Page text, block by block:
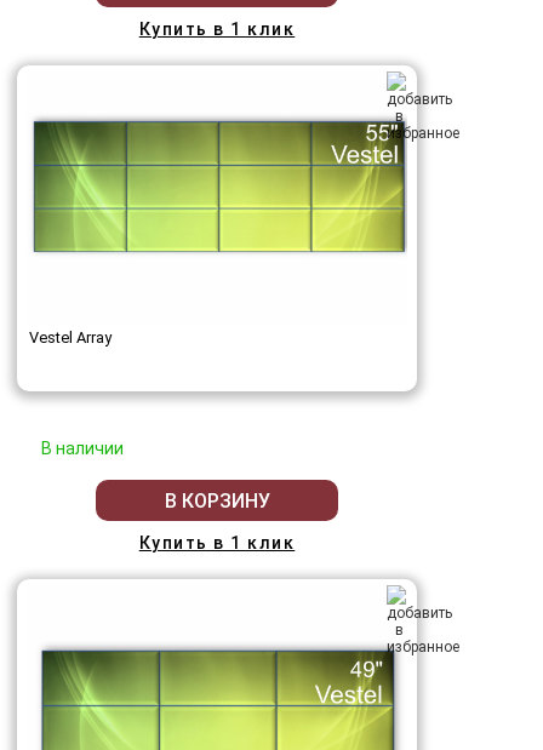
Купить в 1 клик
Vestel Array
В наличии
В КОРЗИНУ
Купить в 1 клик